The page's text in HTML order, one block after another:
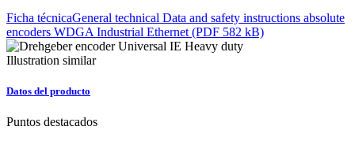
Ficha técnicaGeneral technical Data and safety instructions absolute
encoders WDGA Industrial Ethernet (PDF 582 kB)
Illustration similar
Datos del producto
Puntos destacados